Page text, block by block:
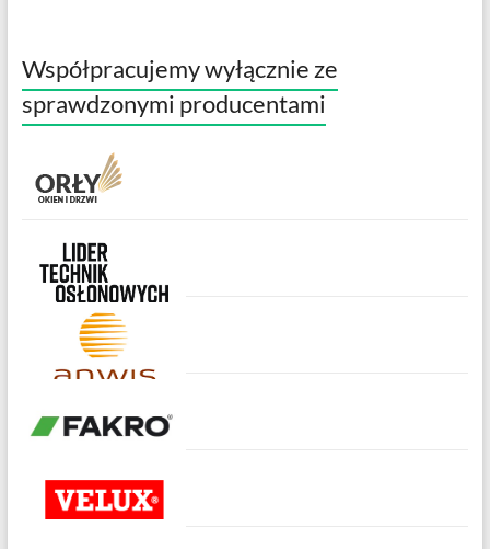
Współpracujemy wyłącznie ze
sprawdzonymi producentami